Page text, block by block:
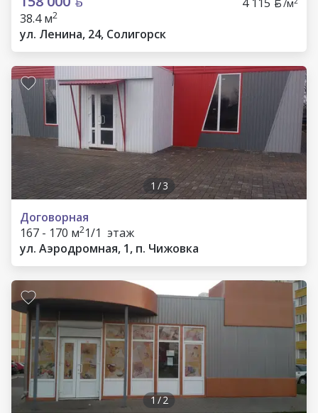
/м
38.4 м2
ул. Ленина, 24, Солигорск
1 /3
Договорная
167 - 170 м21/1 этаж
ул. Аэродромная, 1, п. Чижовка
1/2